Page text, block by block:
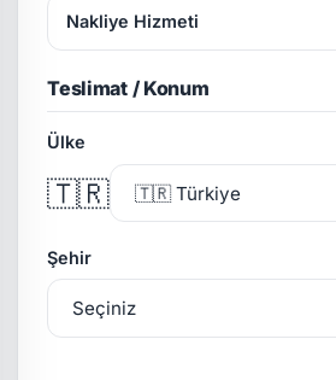
Nakliye Hizmeti
Teslimat / Konum
Ülke
🇹🇷
Şehir